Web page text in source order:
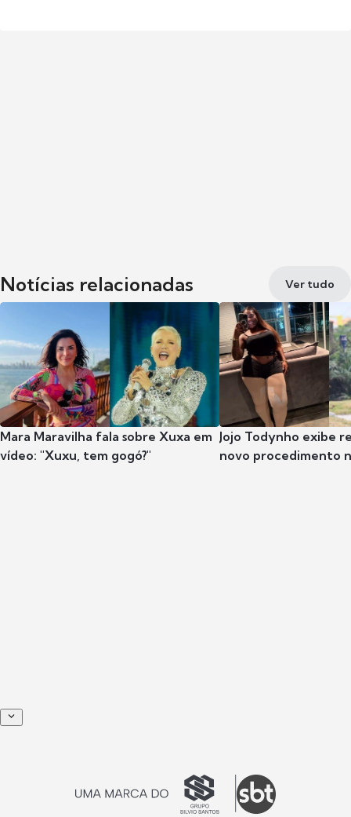
Notícias relacionadas Ver tudo
Mara Maravilha fala sobre Xuxa em
vídeo: "Xuxu, tem gogó?"
Jojo Todynho exibe
novo procedimento